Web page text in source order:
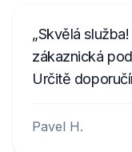
Skvělá
zákaznická
Určitě
Pavel H.